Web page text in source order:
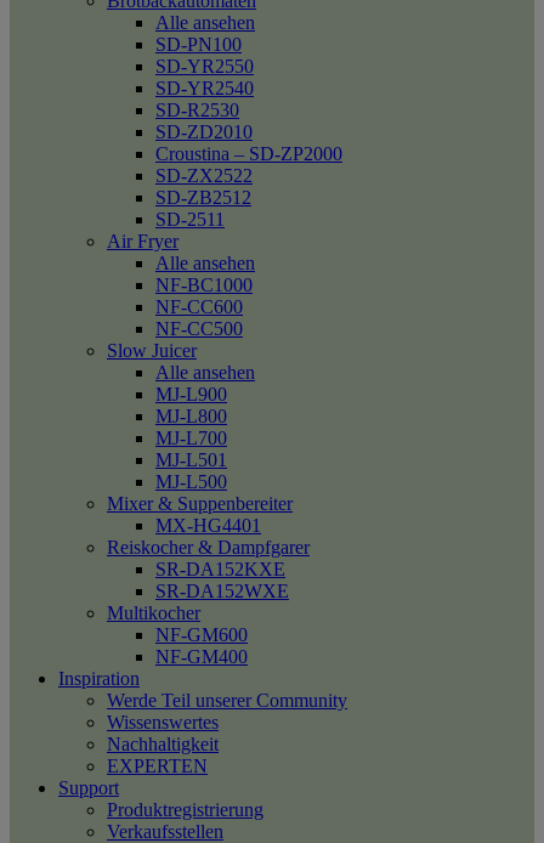
Alle ansehen
SD-PN100
SD-YR2550
SD-YR2540
SD-R2530
SD-ZD2010
Croustina – SD-ZP2000
SD-ZX2522
SD-ZB2512
SD-2511
Air Fryer
Alle ansehen
NF-BC1000
NF-CC600
NF-CC500
Slow Juicer
Alle ansehen
MJ-L900
MJ-L800
MJ-L700
MJ-L501
MJ-L500
Mixer & Suppenbereiter
MX-HG4401
Reiskocher & Dampfgarer
SR-DA152KXE
SR-DA152WXE
Multikocher
NF-GM600
NF-GM400
Inspiration
Werde Teil unserer Community
Wissenswertes
Nachhaltigkeit
EXPERTEN
Support
Produktregistrierung
Verkaufsstellen